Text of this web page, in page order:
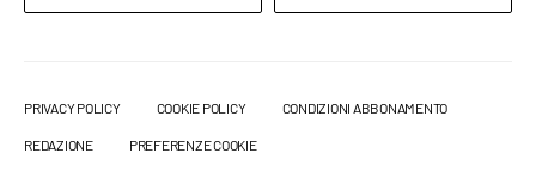
PRIVACY POLICY COOKIE POLICY CONDIZIONI ABBONAMENTO
REDAZIONE PREFERENZE COOKIE